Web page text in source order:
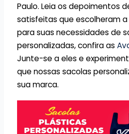
Paulo. Leia os depoimentos
satisfeitas que escolheram
para suas necessidades de
personalizadas, confira as
Junte-se a eles e
que nossas sacolas
sua marca.